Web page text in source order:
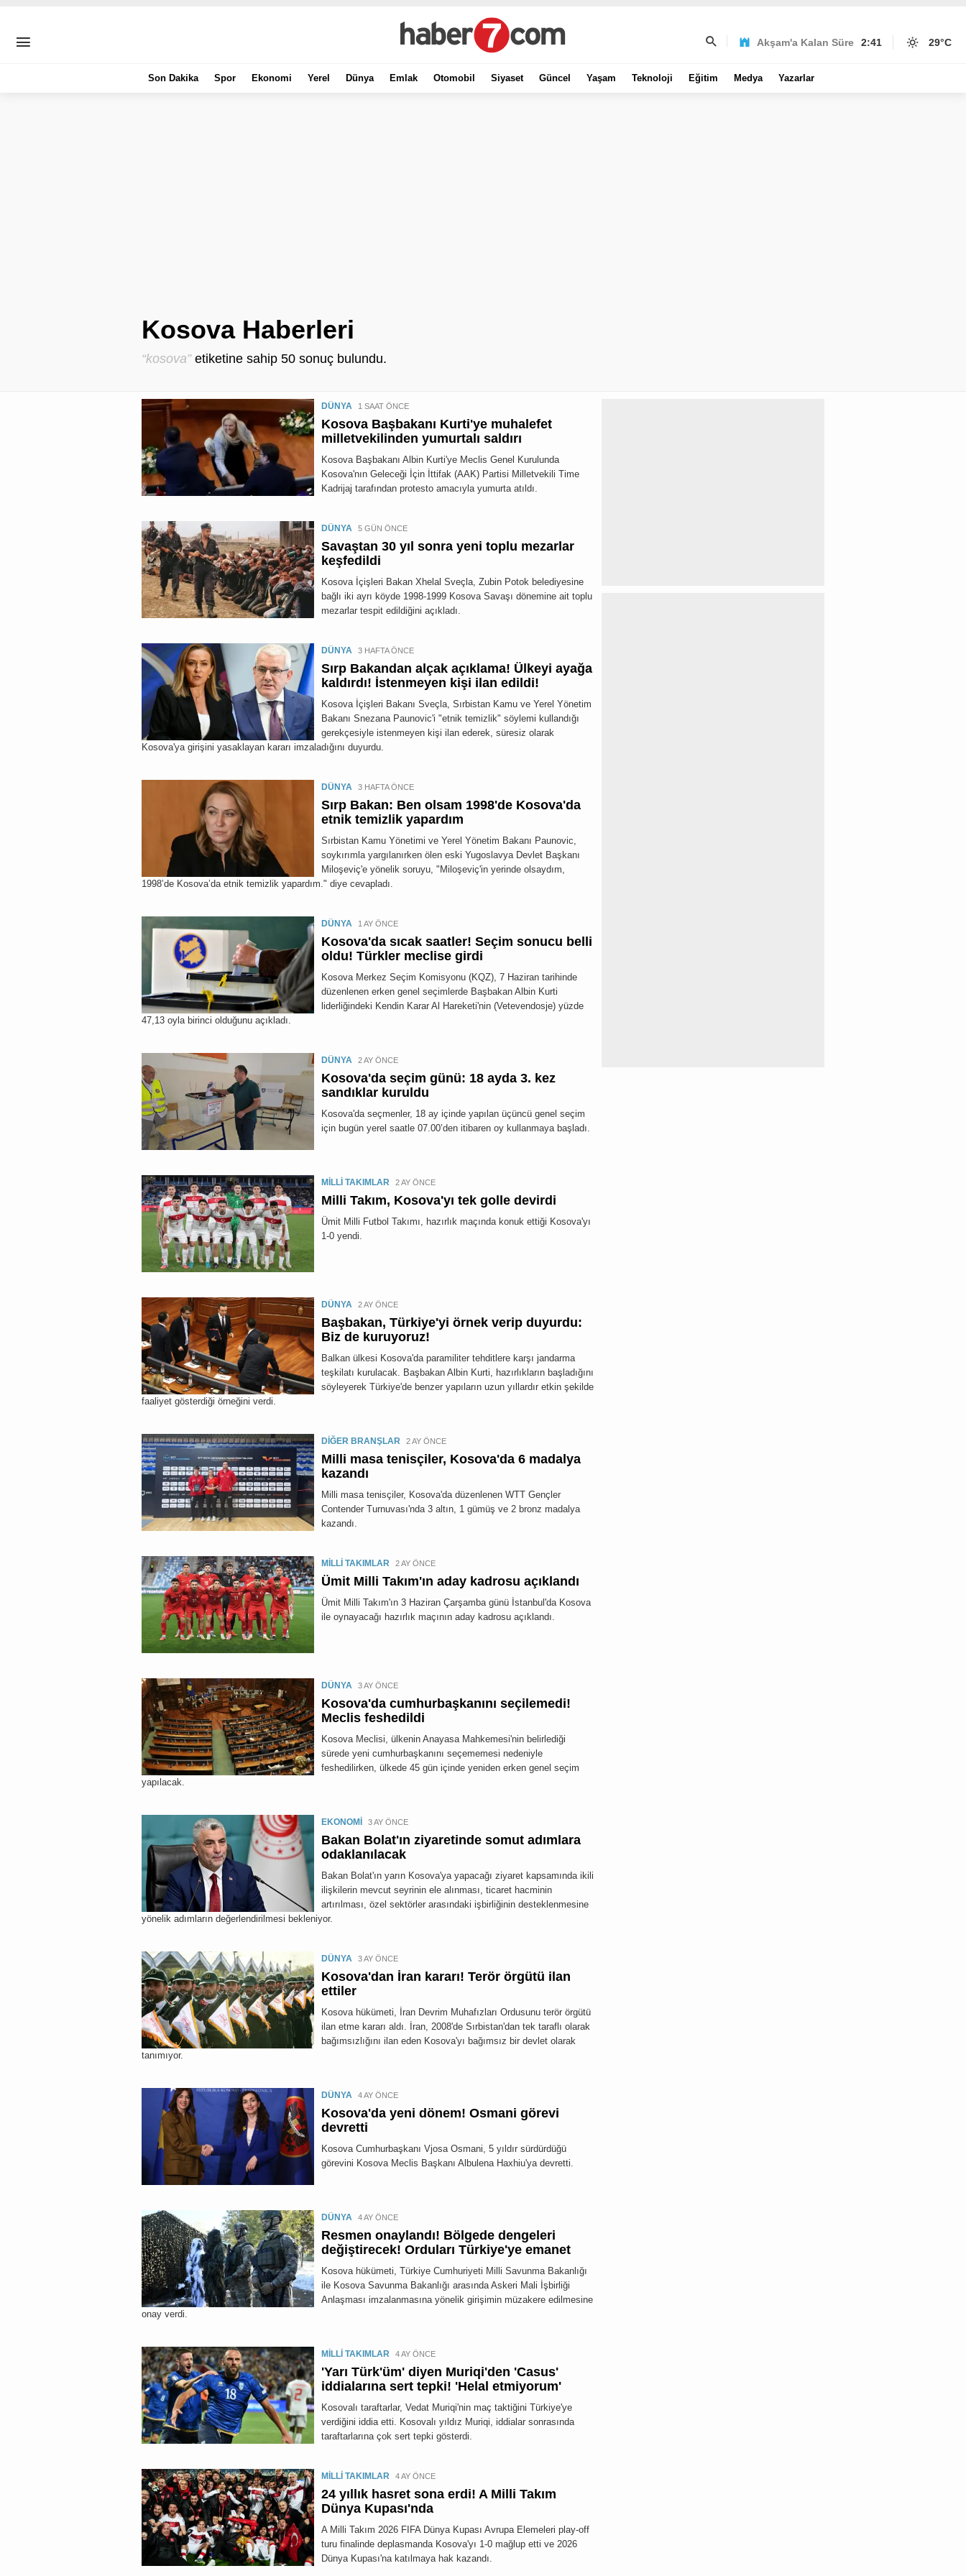
Akşam'a Kalan Süre 2:41 29°C
Son Dakika Spor Ekonomi Yerel Dünya Emlak Otomobil Siyaset Güncel Yaşam Teknoloji Eğitim Medya Yazarlar
Kosova Haberleri
“kosova”etiketine sahip 50 sonuç bulundu.
DÜNYA 1 SAAT ÖNCE
Kosova Başbakanı Kurti'ye muhalefet
milletvekilinden yumurtalı saldırı
Kosova Başbakanı Albin Kurti'ye Meclis Genel Kurulunda
Kosova'nın Geleceği İçin İttifak (AAK) Partisi Milletvekili Time
Kadrijaj tarafından protesto amacıyla yumurta atıldı.
DÜNYA 5 GÜN ÖNCE
Savaştan 30 yıl sonra yeni toplu mezarlar
keşfedildi
Kosova İçişleri Bakan Xhelal Sveçla, Zubin Potok belediyesine
bağlı iki ayrı köyde 1998-1999 Kosova Savaşı dönemine ait toplu
mezarlar tespit edildiğini açıkladı.
DÜNYA 3 HAFTA ÖNCE
Sırp Bakandan alçak açıklama! Ülkeyi ayağa
kaldırdı! İstenmeyen kişi ilan edildi!
Kosova İçişleri Bakanı Sveçla, Sırbistan Kamu ve Yerel Yönetim
Bakanı Snezana Paunovic'i "etnik temizlik" söylemi kullandığı
gerekçesiyle istenmeyen kişi ilan ederek, süresiz olarak
Kosova'ya girişini yasaklayan kararı imzaladığını duyurdu.
DÜNYA 3 HAFTA ÖNCE
Sırp Bakan: Ben olsam 1998'de Kosova'da
etnik temizlik yapardım
Sırbistan Kamu Yönetimi ve Yerel Yönetim Bakanı Paunovic,
soykırımla yargılanırken ölen eski Yugoslavya Devlet Başkanı
Miloşeviç'e yönelik soruyu, "Miloşeviç'in yerinde olsaydım,
1998’de Kosova’da etnik temizlik yapardım." diye cevapladı.
DÜNYA 1 AY ÖNCE
Kosova'da sıcak saatler! Seçim sonucu belli
oldu! Türkler meclise girdi
Kosova Merkez Seçim Komisyonu (KQZ), 7 Haziran tarihinde
düzenlenen erken genel seçimlerde Başbakan Albin Kurti
liderliğindeki Kendin Karar Al Hareketi'nin (Vetevendosje) yüzde
47,13 oyla birinci olduğunu açıkladı.
DÜNYA 2 AY ÖNCE
Kosova'da seçim günü: 18 ayda 3. kez
sandıklar kuruldu
Kosova'da seçmenler, 18 ay içinde yapılan üçüncü genel seçim
için bugün yerel saatle 07.00’den itibaren oy kullanmaya başladı.
MİLLİ TAKIMLAR 2 AY ÖNCE
Milli Takım, Kosova'yı tek golle devirdi
Ümit Milli Futbol Takımı, hazırlık maçında konuk ettiği Kosova'yı
1-0 yendi.
DÜNYA 2 AY ÖNCE
Başbakan, Türkiye'yi örnek verip duyurdu:
Biz de kuruyoruz!
Balkan ülkesi Kosova'da paramiliter tehditlere karşı jandarma
teşkilatı kurulacak. Başbakan Albin Kurti, hazırlıkların başladığını
söyleyerek Türkiye'de benzer yapıların uzun yıllardır etkin şekilde
faaliyet gösterdiği örneğini verdi.
DİĞER BRANŞLAR 2 AY ÖNCE
Milli masa tenisçiler, Kosova'da 6 madalya
kazandı
Milli masa tenisçiler, Kosova'da düzenlenen WTT Gençler
Contender Turnuvası'nda 3 altın, 1 gümüş ve 2 bronz madalya
kazandı.
MİLLİ TAKIMLAR 2 AY ÖNCE
Ümit Milli Takım'ın aday kadrosu açıklandı
Ümit Milli Takım'ın 3 Haziran Çarşamba günü İstanbul'da Kosova
ile oynayacağı hazırlık maçının aday kadrosu açıklandı.
DÜNYA 3 AY ÖNCE
Kosova'da cumhurbaşkanını seçilemedi!
Meclis feshedildi
Kosova Meclisi, ülkenin Anayasa Mahkemesi'nin belirlediği
sürede yeni cumhurbaşkanını seçememesi nedeniyle
feshedilirken, ülkede 45 gün içinde yeniden erken genel seçim
yapılacak.
EKONOMİ 3 AY ÖNCE
Bakan Bolat'ın ziyaretinde somut adımlara
odaklanılacak
Bakan Bolat'ın yarın Kosova'ya yapacağı ziyaret kapsamında ikili
ilişkilerin mevcut seyrinin ele alınması, ticaret hacminin
artırılması, özel sektörler arasındaki işbirliğinin desteklenmesine
yönelik adımların değerlendirilmesi bekleniyor.
DÜNYA 3 AY ÖNCE
Kosova'dan İran kararı! Terör örgütü ilan
ettiler
Kosova hükümeti, İran Devrim Muhafızları Ordusunu terör örgütü
ilan etme kararı aldı. İran, 2008'de Sırbistan'dan tek taraflı olarak
bağımsızlığını ilan eden Kosova'yı bağımsız bir devlet olarak
tanımıyor.
DÜNYA 4 AY ÖNCE
Kosova'da yeni dönem! Osmani görevi
devretti
Kosova Cumhurbaşkanı Vjosa Osmani, 5 yıldır sürdürdüğü
görevini Kosova Meclis Başkanı Albulena Haxhiu'ya devretti.
DÜNYA 4 AY ÖNCE
Resmen onaylandı! Bölgede dengeleri
değiştirecek! Orduları Türkiye'ye emanet
Kosova hükümeti, Türkiye Cumhuriyeti Milli Savunma Bakanlığı
ile Kosova Savunma Bakanlığı arasında Askeri Mali İşbirliği
Anlaşması imzalanmasına yönelik girişimin müzakere edilmesine
onay verdi.
MİLLİ TAKIMLAR 4 AY ÖNCE
'Yarı Türk'üm' diyen Muriqi'den 'Casus'
iddialarına sert tepki! 'Helal etmiyorum'
Kosovalı taraftarlar, Vedat Muriqi'nin maç taktiğini Türkiye'ye
verdiğini iddia etti. Kosovalı yıldız Muriqi, iddialar sonrasında
taraftarlarına çok sert tepki gösterdi.
MİLLİ TAKIMLAR 4 AY ÖNCE
24 yıllık hasret sona erdi! A Milli Takım
Dünya Kupası'nda
A Milli Takım 2026 FIFA Dünya Kupası Avrupa Elemeleri play-off
turu finalinde deplasmanda Kosova'yı 1-0 mağlup etti ve 2026
Dünya Kupası'na katılmaya hak kazandı.